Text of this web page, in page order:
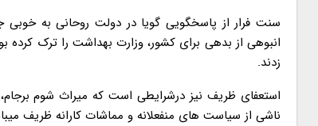
سنت فرار از پاسخگویی گویا در دولت روحانی به خوبی
انبوهی از بدهی برای کشور، وزارت بهداشت را ترک کرده
زدند.
استعفای ظریف نیز درشرایطی است که میراث شوم
ناشی از سیاست های منفعلانه و مماشات کارانه ظریف